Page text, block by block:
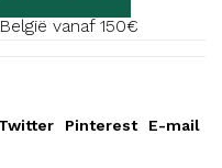
vanaf 150€
Twitter Pinterest E-mail